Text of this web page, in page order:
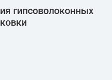
гипсоволоконных